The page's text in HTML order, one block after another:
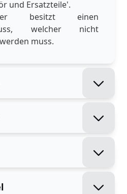
und Ersatzteile'.
besitzt einen
welcher nicht
muss.